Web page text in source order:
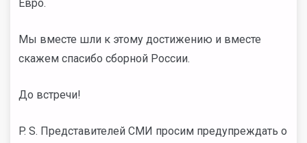
Евро.
Мы вместе шли к этому достижению и вместе
скажем спасибо сборной России.
До встречи!
P. S. Представителей СМИ просим предупреждать о